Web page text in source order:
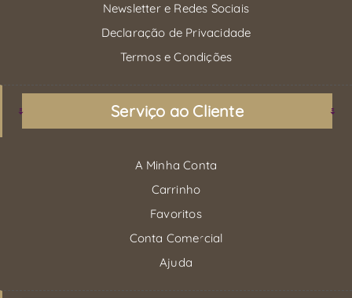
Newsletter e Redes Sociais
Declaração de Privacidade
Termos e Condições
Serviço ao Cliente
A Minha Conta
Carrinho
Favoritos
Conta Comercial
Ajuda